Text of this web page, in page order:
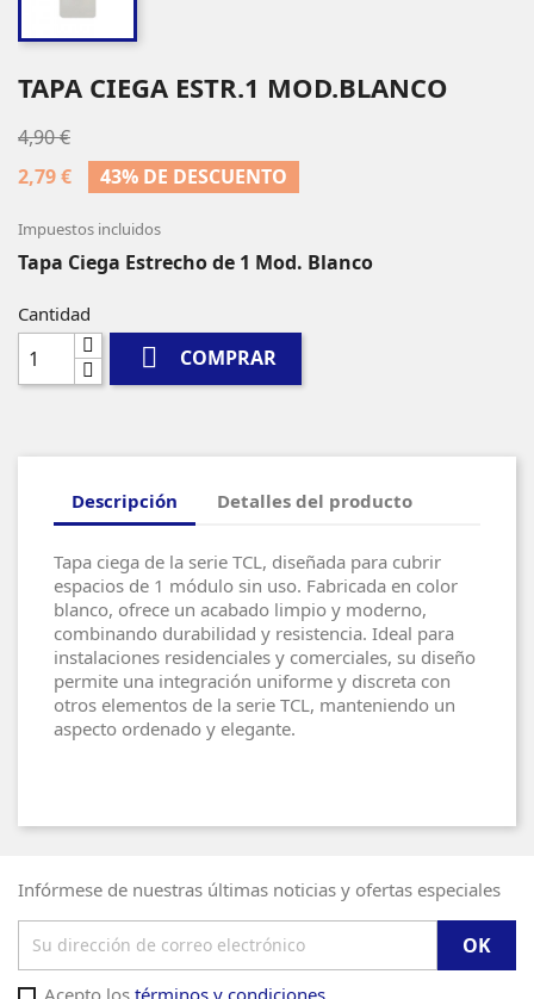
TAPA CIEGA ESTR.1 MOD.BLANCO
4,90 €
2,79 €
43% DE DESCUENTO
Impuestos incluidos
Tapa Ciega Estrecho de 1 Mod. Blanco
Cantidad
 COMPRAR
Descripción Detalles del producto
Tapa ciega de la serie TCL, diseñada para cubrir
espacios de 1 módulo sin uso. Fabricada en color
blanco, ofrece un acabado limpio y moderno,
combinando durabilidad y resistencia. Ideal para
instalaciones residenciales y comerciales, su diseño
permite una integración uniforme y discreta con
otros elementos de la serie TCL, manteniendo un
aspecto ordenado y elegante.
Infórmese de nuestras últimas noticias y ofertas especiales
Acepto los términos y condiciones